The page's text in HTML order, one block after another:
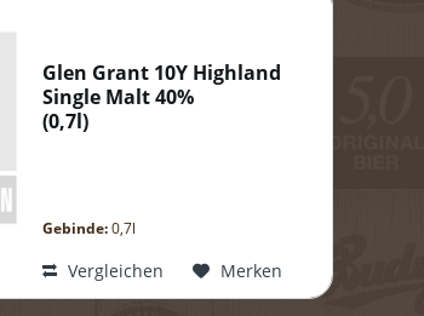
Glen Grant 10Y Highland
Single Malt 40%
(0,7l)
Gebinde:0,7l
Vergleichen Merken